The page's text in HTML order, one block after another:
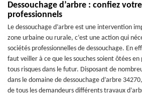
Dessouchage d’arbre : confiez
professionnels
Le dessouchage d’arbre est une intervention
zone urbaine ou rurale, c’est une action qui
sociétés professionnelles de dessouchage. En
faut veiller à ce que les souches soient ôtées
tous risques dans le futur. Disposant de
dans le domaine de dessouchage d’arbre
de tous les demandeurs différents travaux